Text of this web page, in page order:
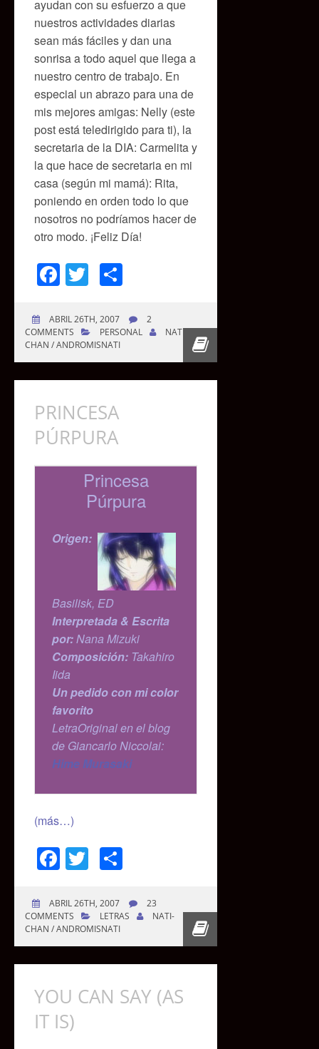
ayudan con su esfuerzo a que
nuestros actividades diarias
sean más fáciles y dan una
sonrisa a todo aquel que llega a
nuestro centro de trabajo. En
especial un abrazo para una de
mis mejores amigas: Nelly (este
post está teledirigido para ti), la
secretaria de la DIA: Carmelita y
la que hace de secretaria en mi
casa (según mi mamá): Rita,
poniendo en orden todo lo que
nosotros no podríamos hacer de
otro modo. ¡Feliz Día!
Facebook
Twitter
ABRIL 26TH, 2007
2
COMMENTS
PERSONAL
NATI-
CHAN / ANDROMISNATI
PRINCESA
PÚRPURA
Princesa
Púrpura
Origen:
Basilisk, ED
Interpretada & Escrita
por:Nana Mizuki
Composición: Takahiro
Iida
Un pedido con mi color
favorito
LetraOriginal en el blog
de Giancarlo Niccolai:
Hime Murasaki
(más…)
Facebook
Twitter
ABRIL 26TH, 2007
23
COMMENTS
LETRAS
NATI-
CHAN / ANDROMISNATI
YOU CAN SAY (AS
IT IS)